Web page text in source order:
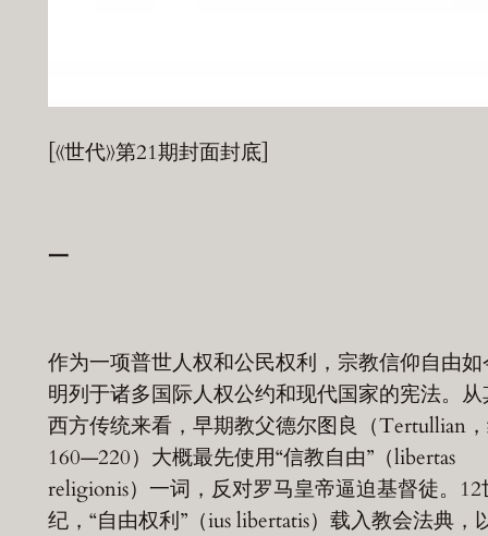
[《世代》第21期封面封底]
一
作为一项普世人权和公民权利，宗教信仰自由如
明列于诸多国际人权公约和现代国家的宪法。从
西方传统来看，早期教父德尔图良（Tertullian
160—220）大概最先使用“信教自由”（libertas
religionis）一词，反对罗马皇帝逼迫基督徒。12
纪，“自由权利”（ius libertatis）载入教会法典，